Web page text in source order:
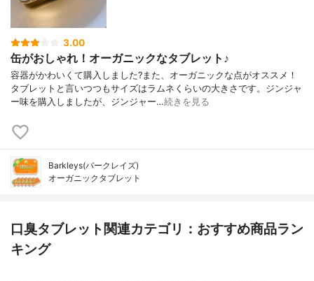
3.00
缶がおしゃれ！オーガニックなタブレット♪
容器がかわいくて購入しました?また、オーガニックな点がオススメ！
タブレットと言いつつもサイズはラムネくらいの大きさです。ジンジャ
ー味を購入しましたが、ジンジャー…続きを見る
Barkleys(バークレイズ)
オーガニックタブレット
口臭タブレット関連カテゴリ：おすすめ商品ラン
キング